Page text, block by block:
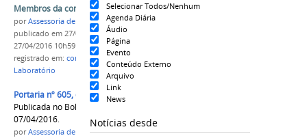
Selecionar Todos/Nenhum
Agenda Diária
Áudio
Página
Evento
Conteúdo Externo
Arquivo
Link
News
Notícias desde
Membros da comissão
porAssessoria de Comunicação Social - Ascom
publicado em 27/04/2016 —última modificação
27/04/2016 10h59
registrado em: comissão Campus Ponta Porã
Laboratório
Portaria nº 605, de 18 de março de 2016.
Publicada no Boletim de Serviço nº 004/2016 –
07/04/2016.
porAssessoria de Comunicação Social - Ascom